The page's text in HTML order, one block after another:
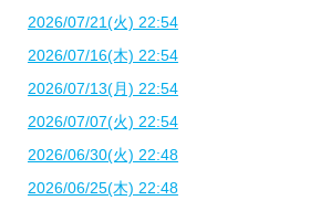
2026/07/21(火) 22:54
2026/07/16(木) 22:54
2026/07/13(月) 22:54
2026/07/07(火) 22:54
2026/06/30(火) 22:48
2026/06/25(木) 22:48